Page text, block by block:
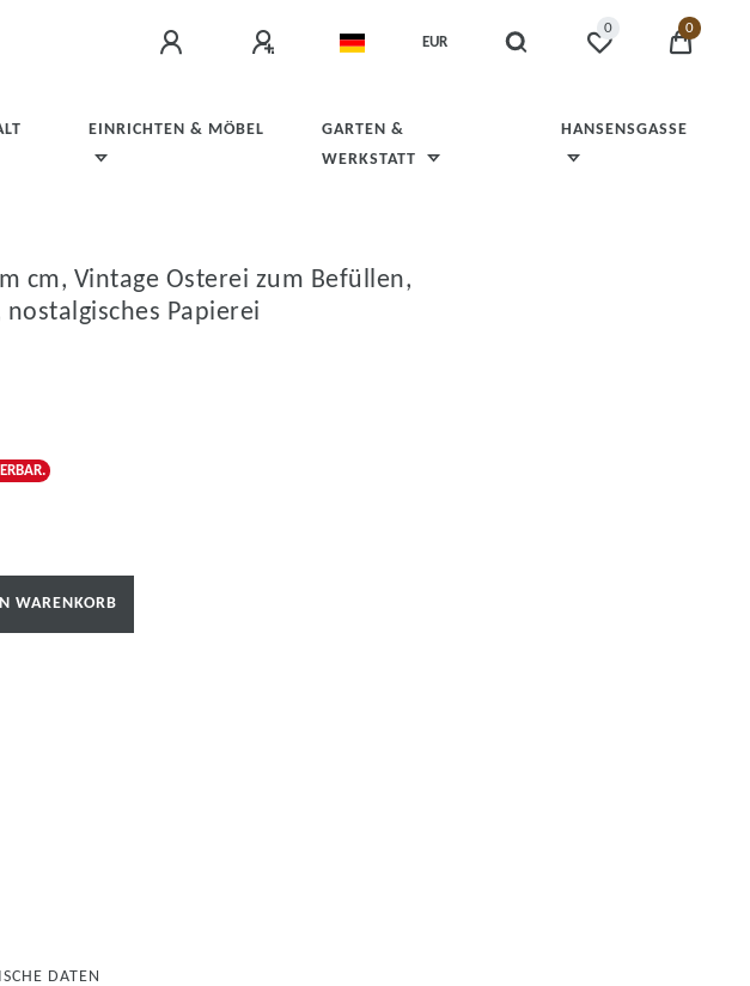
EUR
0 0
EINRICHTEN & MÖBEL
GARTEN &
WERKSTATT
HANSENSGASSE
cm, Vintage Osterei zum Befüllen,
Papierei
WARENKORB
DATEN